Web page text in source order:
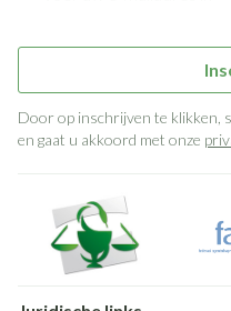
Door op inschrijven te klikken,
en gaat u akkoord met onze